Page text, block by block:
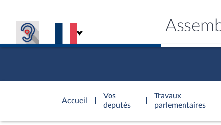
Accueil
d'accueil
Vos
députés
Travaux
parlementaires